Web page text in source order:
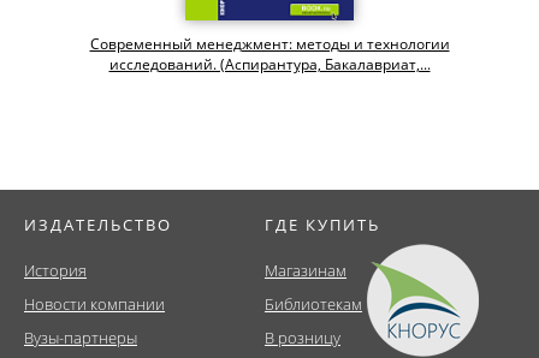
Современный менеджмент: методы и технологии
исследований. (Аспирантура, Бакалавриат,...
ИЗДАТЕЛЬСТВО
История
Новости компании
Вузы-партнеры
ГДЕ КУПИТЬ
Магазинам
Библиотекам
В розницу